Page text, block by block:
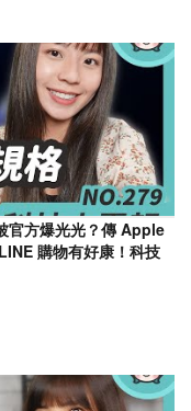
官方爆光光？傳 Apple
購物有好康！科技